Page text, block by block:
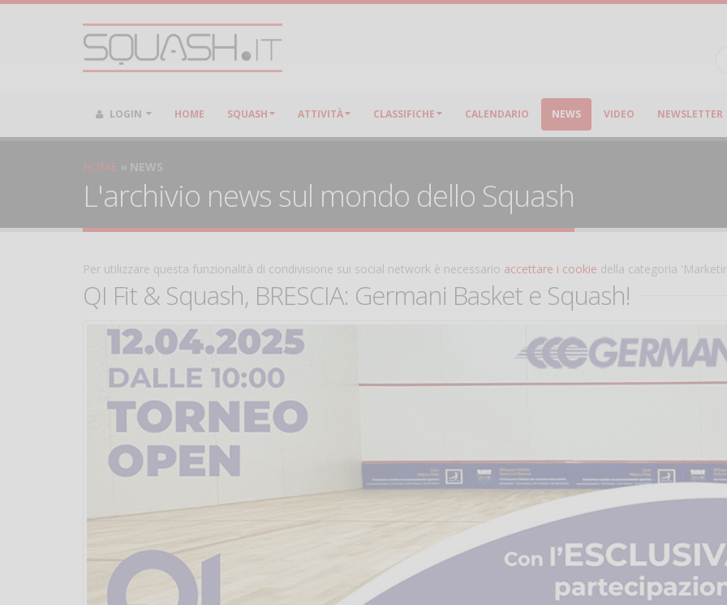
LOGIN HOME SQUASH ATTIVITÀ CLASSIFICHE CALENDARIO NEWS VIDEO NEWSLETTER
HOME NEWS
L'archivio news sul mondo dello Squash
Per utilizzare questa funzionalità di condivisione sui social network è necessario accettare i cookie della categoria
QI Fit & Squash, BRESCIA: Germani Basket e Squash!